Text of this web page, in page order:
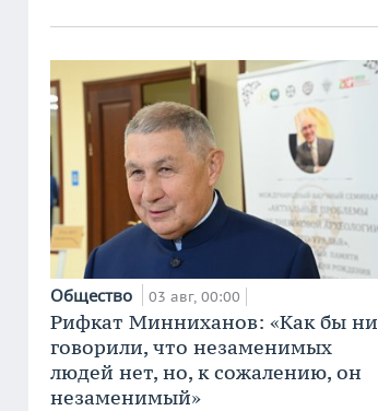
Общество 03 авг, 00:00
Рифкат Минниханов: «Как бы ни
говорили, что незаменимых
людей нет, но, к сожалению, он
незаменимый»